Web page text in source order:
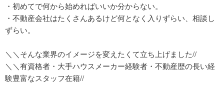
・初めてで何から始めればいいか分からない。
・不動産会社はたくさんあるけど何となく入りずらい、相談し
ずらい。
＼＼そんな業界のイメージを変えたくて立ち上げました//
＼＼有資格者・大手ハウスメーカー経験者・不動産歴の長い経
験豊富なスタッフ在籍//